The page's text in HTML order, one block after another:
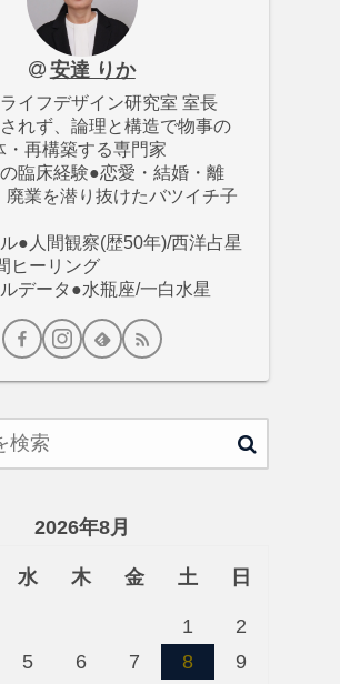
安達 りか
イフデザイン研究室 室長
れず、論理と構造で物事の
・再構築する専門家
臨床経験●恋愛・結婚・離
廃業を潜り抜けたバツイチ子
●人間観察(歴50年)/西洋占星
ヒーリング
データ●水瓶座/一白水星
2026年8月
水 木 金 土 日
1
2
5 6 7 8
9